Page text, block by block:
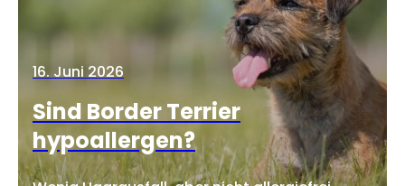
16. Juni 2026
Sind Border Terrier
hypoallergen?